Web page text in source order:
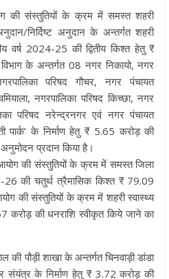
की संस्तुतियों के क्रम में समस्त शहरी
निर्दिष्ट अनुदान के अन्तर्गत शहरी
वर्ष 2024-25 की द्वितीय किश्त हेतु ₹
के अन्तर्गत 08 नगर निकायो, नगर
परिषद गौचर, नगर पंचायत
नगरपालिका परिषद किच्छा, नगर
परिषद नरेन्द्रनगर एवं नगर पंचायत
पार्क‘ के निर्माण हेतु ₹ 5.65 करोड़ की
प्रदान किया है।
की संस्तुतियों के क्रम में समस्त जिला
26 की चतुर्थ त्रैमासिक किश्त ₹ 79.09
की संस्तुतियों के क्रम में शहरी स्वास्थ्य
करोड़ की धनराशि स्वीकृत किये जाने का
की पौड़ी शाखा के अन्तर्गत चिनवाड़ी डांडा
के निर्माण हेतु ₹ 3.72 करोड़ की